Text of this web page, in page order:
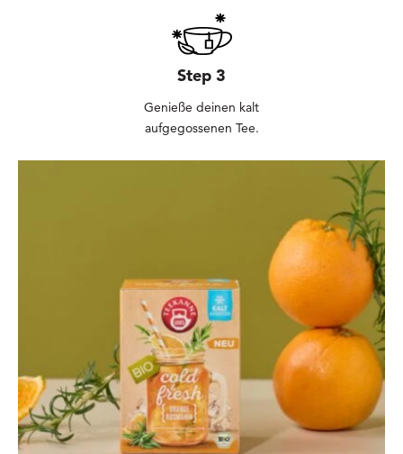
Step 3
Genieße deinen kalt
aufgegossenen Tee.